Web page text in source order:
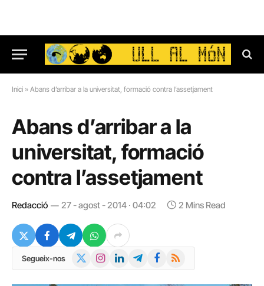
Inici » Abans d’arribar a la universitat, formació contra l’assetjament
Abans d’arribar a la
universitat, formació
contra l’assetjament
Redacció 27 - agost - 2014 · 04:02 2 Mins Read
Segueix-nos InstagramLinkedInTelegramFacebook
RSS